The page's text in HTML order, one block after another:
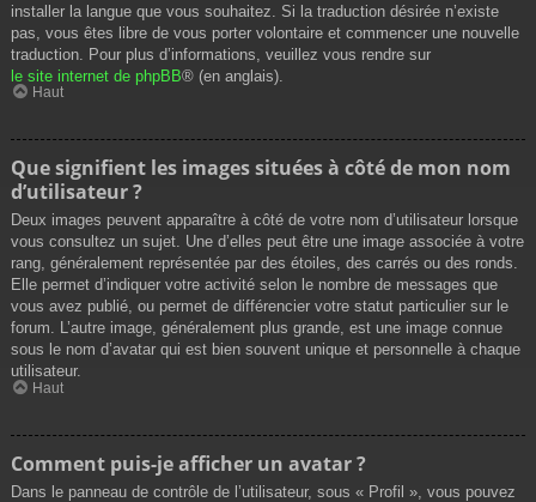
installer la langue que vous souhaitez. Si la traduction désirée n’existe
pas, vous êtes libre de vous porter volontaire et commencer une nouvelle
traduction. Pour plus d’informations, veuillez vous rendre sur
le site internet de phpBB® (en anglais).
Haut
Que signifient les images situées à côté de mon nom
d’utilisateur ?
Deux images peuvent apparaître à côté de votre nom d’utilisateur lorsque
vous consultez un sujet. Une d’elles peut être une image associée à votre
rang, généralement représentée par des étoiles, des carrés ou des ronds.
Elle permet d’indiquer votre activité selon le nombre de messages que
vous avez publié, ou permet de différencier votre statut particulier sur le
forum. L’autre image, généralement plus grande, est une image connue
sous le nom d’avatar qui est bien souvent unique et personnelle à chaque
utilisateur.
Haut
Comment puis-je afficher un avatar ?
Dans le panneau de contrôle de l’utilisateur, sous « Profil », vous pouvez